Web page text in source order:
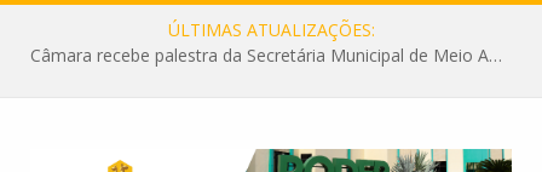
ÚLTIMAS ATUALIZAÇÕES:
Câmara recebe palestra da Secretária Municipal de Meio Ambiente sobre as ações da “SEMANA DO MEIO AMBIENTE”